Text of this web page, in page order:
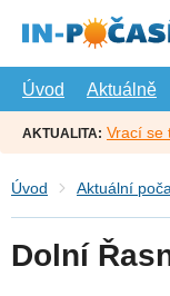
hlavní
Úvod
Aktuálně
AKTUALITA: Vrací se
Úvod Aktuální
Dolní